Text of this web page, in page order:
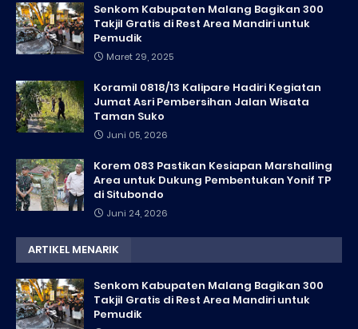
Senkom Kabupaten Malang Bagikan 300
Takjil Gratis di Rest Area Mandiri untuk
Pemudik
Maret 29, 2025
Koramil 0818/13 Kalipare Hadiri Kegiatan
Jumat Asri Pembersihan Jalan Wisata
Taman Suko
Juni 05, 2026
Korem 083 Pastikan Kesiapan Marshalling
Area untuk Dukung Pembentukan Yonif TP
di Situbondo
Juni 24, 2026
ARTIKEL MENARIK
Senkom Kabupaten Malang Bagikan 300
Takjil Gratis di Rest Area Mandiri untuk
Pemudik